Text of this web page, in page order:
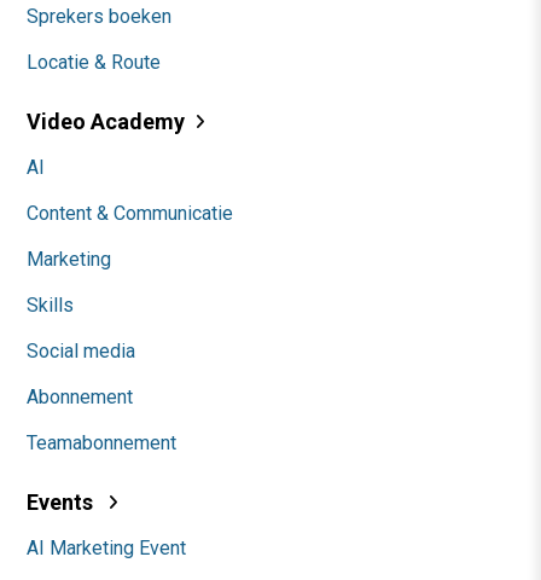
Sprekers boeken
Locatie & Route
Video Academy
AI
Content & Communicatie
Marketing
Skills
Social media
Abonnement
Teamabonnement
Events
AI Marketing Event